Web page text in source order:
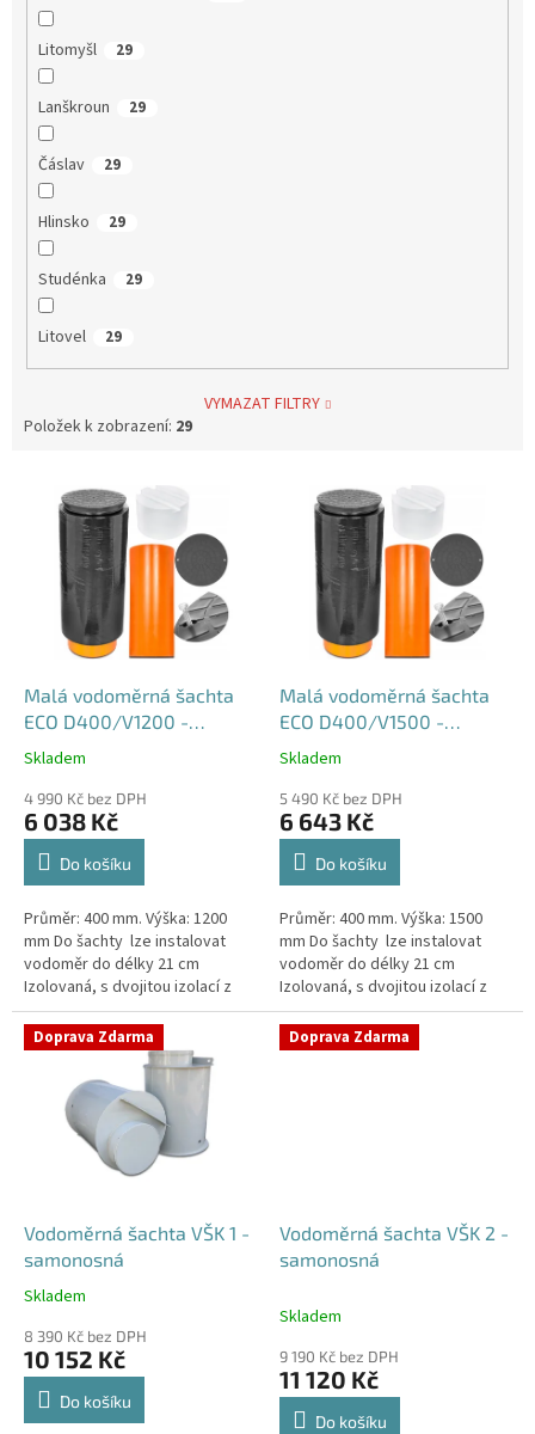
Litomyšl 29
Lanškroun 29
Čáslav 29
Hlinsko 29
Studénka 29
Litovel 29
VYMAZAT FILTRY
Položek k zobrazení: 29
Malá vodoměrná šachta
ECO D400/V1200 -
samonosná
Průměrné
produktu
je
4,5
hvězdiček.
Skladem
4 990 Kč bez DPH
6 038 Kč
Do košíku
Průměr: 400 mm. Výška: 1200
mm Do šachty lze instalovat
vodoměr do délky 21 cm
Izolovaná, s dvojitou izolací z
tvrzeného
polystyrenuSamonosná
vodoměrná šachta DN400 -...
Malá vodoměrná šachta
ECO D400/V1500 -
samonosná
Průměrné
produktu
je
4,6
hvězdiček.
Skladem
5 490 Kč bez DPH
6 643 Kč
Do košíku
Průměr: 400 mm. Výška: 1500
mm Do šachty lze instalovat
vodoměr do délky 21 cm
Izolovaná, s dvojitou izolací z
tvrzeného
polystyrenuSamonosná
vodoměrná šachta DN400 -...
Doprava Zdarma
Vodoměrná šachta VŠK 1 -
samonosná
Průměrné
produktu
je
4,4
Skladem
8 390 Kč bez DPH
10 152 Kč
Do košíku
Doprava Zdarma
Vodoměrná šachta VŠK 2 -
samonosná
Skladem
9 190 Kč bez DPH
11 120 Kč
Do košíku